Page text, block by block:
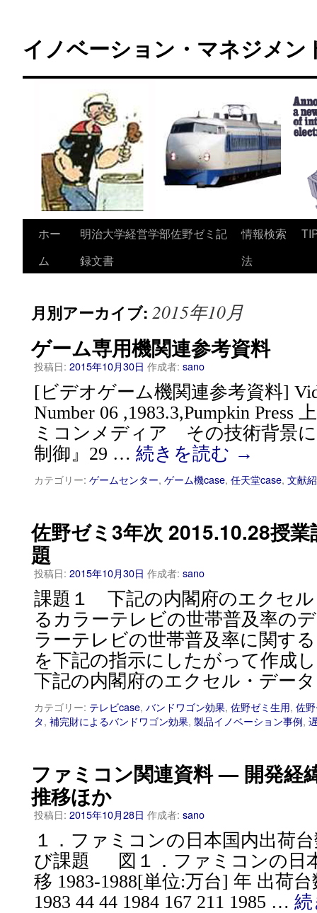
テ
イノベーション・マネジメン
ホー
ム
明治大学経営学部佐野ゼミ記
録文書
情報検索
法
月別アーカイブ: 2015年10月
ゲーム専用機関連参考資料
投稿日: 2015年10月30日 作成者: sano
[ビデオゲーム機関連参考資料]
Number 06 ,1983.3,Pumpkin Press
ミコンメディア その技術背景
制御』29 … 続きを読む →
カテゴリー: ゲームセンター, ゲーム機case, 任天堂case, 文献
佐野ゼミ3年次 2015.10.28授
題
投稿日: 2015年10月30日 作成者: sano
課題１ 下記の内閣府のエクセ
るカラーテレビの世帯普及率の
ラーテレビの世帯普及率に関す
を下記の指示にしたがって作
下記の内閣府のエクセル・デー
カテゴリー: テレビcase, バンドワゴン効果, 佐野ゼミ生用, 佐
タ, 補完財によるバンドワゴン効果, 製品イノベーション事例,
ファミコン関連資料 — 開発経
推移ほか
投稿日: 2015年10月28日 作成者: sano
１．ファミコンの日本国内出荷
び課題 図１．ファミコンの日
移 1983-1988[単位:万台] 年 出荷
1983 44 44 1984 167 211 1985 …